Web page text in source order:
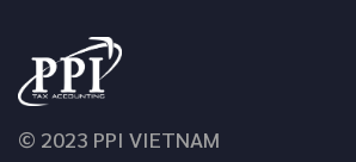
© 2023 PPI VIETNAM